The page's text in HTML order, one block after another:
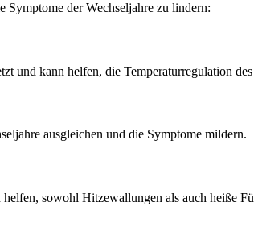
der Wechseljahre zu lindern:
kann helfen, die Temperaturregulation
ausgleichen und die Symptome mildern.
sowohl Hitzewallungen als auch heiße